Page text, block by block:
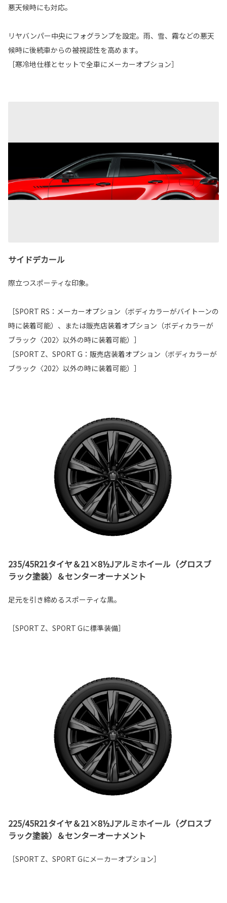
悪天候時にも対応。
リヤバンパー中央にフォグランプを設定。雨、雪、霧などの悪天
候時に後続車からの被視認性を高めます。
［寒冷地仕様とセットで全車にメーカーオプション］
サイドデカール
際立つスポーティな印象。
［SPORT RS：メーカーオプション（ボディカラーがバイトーンの
時に装着可能）、または販売店装着オプション（ボディカラーが
ブラック〈202〉以外の時に装着可能）］
［SPORT Z、SPORT G：販売店装着オプション（ボディカラーが
ブラック〈202〉以外の時に装着可能）］
235/45R21タイヤ＆21×8½Jアルミホイール（グロスブ
ラック塗装）＆センターオーナメント
足元を引き締めるスポーティな黒。
［SPORT Z、SPORT Gに標準装備］
225/45R21タイヤ＆21×8½Jアルミホイール（グロスブ
ラック塗装）＆センターオーナメント
［SPORT Z、SPORT Gにメーカーオプション］